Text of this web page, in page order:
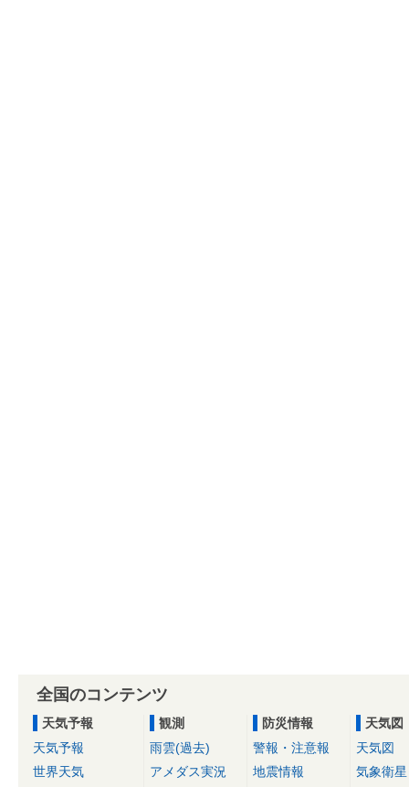
全国のコンテンツ
天気予報
天気予報
世界天気
観測
雨雲(過去)
アメダス実況
防災情報
警報・注意報
地震情報
天気図
天気図
気象衛星